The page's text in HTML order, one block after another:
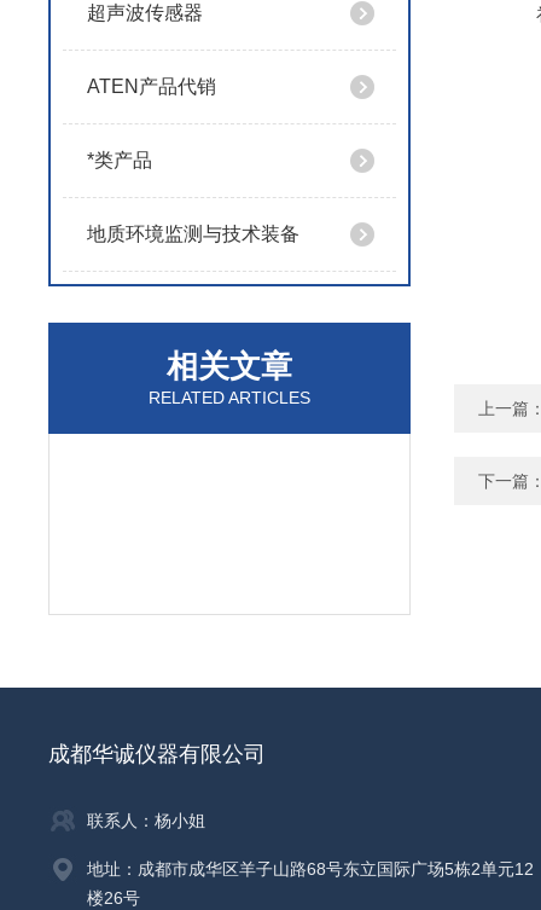
超声波传感器
ATEN产品代销
*类产品
地质环境监测与技术装备
相关文章
RELATED ARTICLES
上一篇
下一篇
成都华诚仪器有限公司
联系人：杨小姐
地址：成都市成华区羊子山路68号东立国际广场5栋2单元12
楼26号